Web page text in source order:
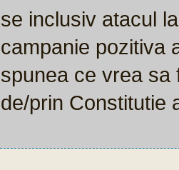
se inclusiv atacul
campanie pozitiva
spunea ce vrea sa
de/prin Constitutie